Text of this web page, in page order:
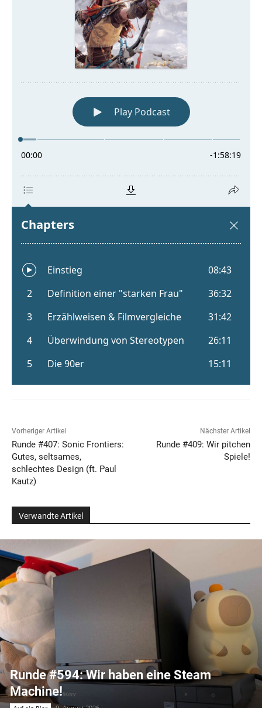
Vorheriger Artikel
Runde #407: Sonic Frontiers:
Gutes, seltsames,
schlechtes Design (ft. Paul
Kautz)
Nächster Artikel
Runde #409: Wir pitchen
Spiele!
Verwandte Artikel
Runde #594: Wir haben eine Steam
Machine!